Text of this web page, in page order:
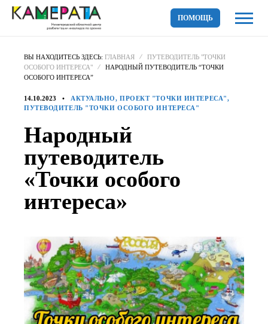
ПОМОЩЬ
ВЫ НАХОДИТЕСЬ ЗДЕСЬ: ГЛАВНАЯ
ПУТЕВОДИТЕЛЬ "ТОЧКИ
ОСОБОГО ИНТЕРЕСА"
НАРОДНЫЙ ПУТЕВОДИТЕЛЬ “ТОЧКИ
ОСОБОГО ИНТЕРЕСА”
14.10.2023
АКТУАЛЬНО, ПРОЕКТ "ТОЧКИ ИНТЕРЕСА",
ПУТЕВОДИТЕЛЬ "ТОЧКИ ОСОБОГО ИНТЕРЕСА"
Народный
путеводитель
«Точки особого
интереса»